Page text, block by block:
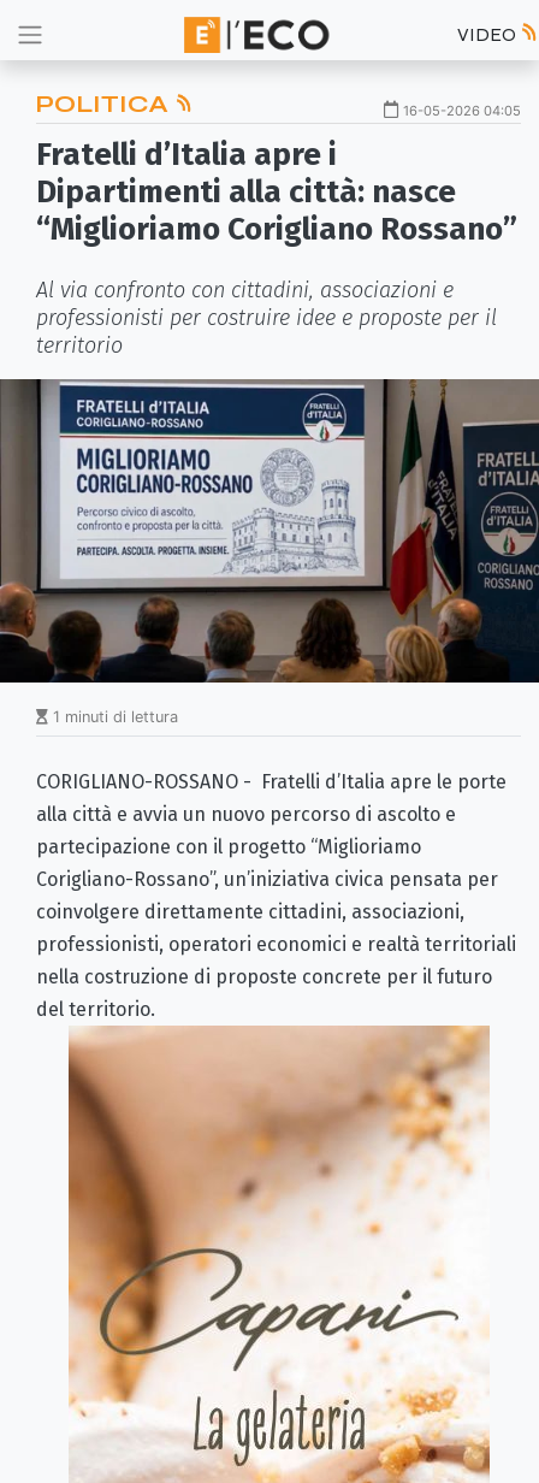
VIDEO
POLITICA 16-05-2026 04:05
Fratelli d’Italia apre i
Dipartimenti alla città: nasce
“Miglioriamo Corigliano Rossano”
Al via confronto con cittadini, associazioni e
professionisti per costruire idee e proposte per il
territorio
1 minuti di lettura
CORIGLIANO-ROSSANO - Fratelli d’Italia apre le porte
alla città e avvia un nuovo percorso di ascolto e
partecipazione con il progetto “Miglioriamo
Corigliano-Rossano”, un’iniziativa civica pensata per
coinvolgere direttamente cittadini, associazioni,
professionisti, operatori economici e realtà territoriali
nella costruzione di proposte concrete per il futuro
del territorio.